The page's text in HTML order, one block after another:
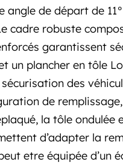
angle de départ de
cadre robuste
garantissent
un plancher en tôle
des
de
la tôle ondulée
d’adapter la
etre équipée d’un